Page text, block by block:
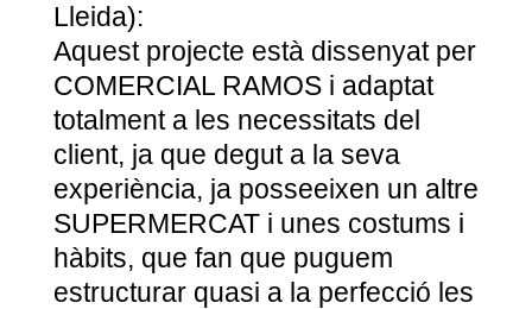
Lleida):
Aquest projecte està dissenyat per
COMERCIAL RAMOS i adaptat
totalment a les necessitats del
client, ja que degut a la seva
experiència, ja posseeixen un altre
SUPERMERCAT i unes costums i
hàbits, que fan que puguem
estructurar quasi a la perfecció les